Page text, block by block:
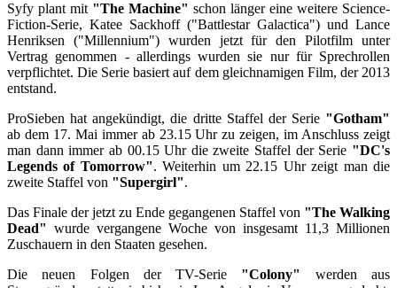
Syfy plant mit "The Machine" schon länger eine weitere Science-
Fiction-Serie, Katee Sackhoff ("Battlestar Galactica") und Lance
Henriksen ("Millennium") wurden jetzt für den Pilotfilm unter
Vertrag genommen - allerdings wurden sie nur für Sprechrollen
verpflichtet. Die Serie basiert auf dem gleichnamigen Film, der 2013
entstand.
ProSieben hat angekündigt, die dritte Staffel der Serie "Gotham"
ab dem 17. Mai immer ab 23.15 Uhr zu zeigen, im Anschluss zeigt
man dann immer ab 00.15 Uhr die zweite Staffel der Serie "DC's
Legends of Tomorrow". Weiterhin um 22.15 Uhr zeigt man die
zweite Staffel von "Supergirl".
Das Finale der jetzt zu Ende gegangenen Staffel von "The Walking
Dead" wurde vergangene Woche von insgesamt 11,3 Millionen
Zuschauern in den Staaten gesehen.
Die neuen Folgen der TV-Serie "Colony"
werden aus